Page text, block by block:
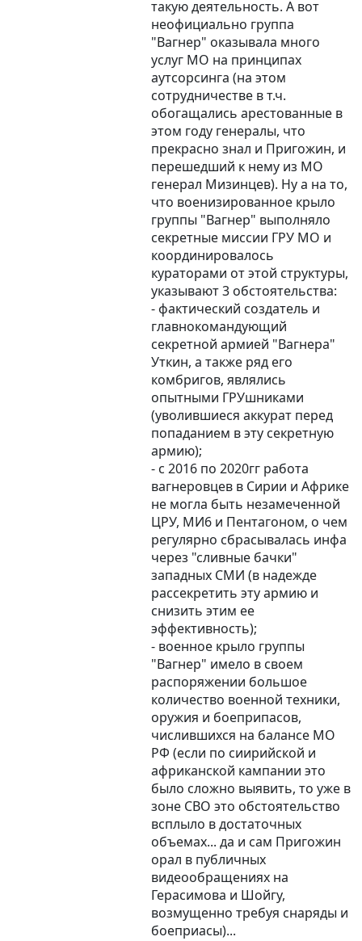
такую деятельность. А вот
неофициально группа
"Вагнер" оказывала много
услуг МО на принципах
аутсорсинга (на этом
сотрудничестве в т.ч.
обогащались арестованные в
этом году генералы, что
прекрасно знал и Пригожин, и
перешедший к нему из МО
генерал Мизинцев). Ну а на то,
что военизированное крыло
группы "Вагнер" выполняло
секретные миссии ГРУ МО и
координировалось
кураторами от этой структуры,
указывают 3 обстоятельства:
- фактический создатель и
главнокомандующий
секретной армией "Вагнера"
Уткин, а также ряд его
комбригов, являлись
опытными ГРУшниками
(уволившиеся аккурат перед
попаданием в эту секретную
армию);
- с 2016 по 2020гг работа
вагнеровцев в Сирии и Африке
не могла быть незамеченной
ЦРУ, МИ6 и Пентагоном, о чем
регулярно сбрасывалась инфа
через "сливные бачки"
западных СМИ (в надежде
рассекретить эту армию и
снизить этим ее
эффективность);
- военное крыло группы
"Вагнер" имело в своем
распоряжении большое
количество военной техники,
оружия и боеприпасов,
числившихся на балансе МО
РФ (если по сиирийской и
африканской кампании это
было сложно выявить, то уже в
зоне СВО это обстоятельство
всплыло в достаточных
объемах... да и сам Пригожин
орал в публичных
видеообращениях на
Герасимова и Шойгу,
возмущенно требуя снаряды и
боеприасы)...